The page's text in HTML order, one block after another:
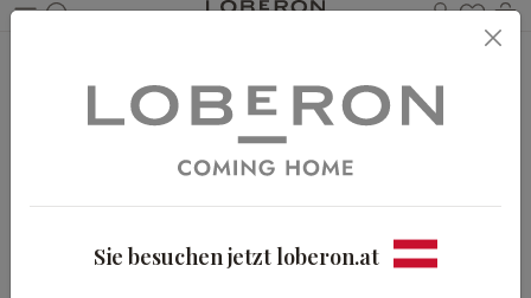
Du
Summer Brunch
Einladende Terrasse mit stilvollen Rattan-Möbeln
Sie besuchen jetzt loberon.at